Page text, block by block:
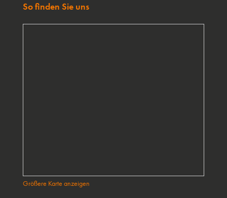
So finden Sie uns
Größere Karte anzeigen